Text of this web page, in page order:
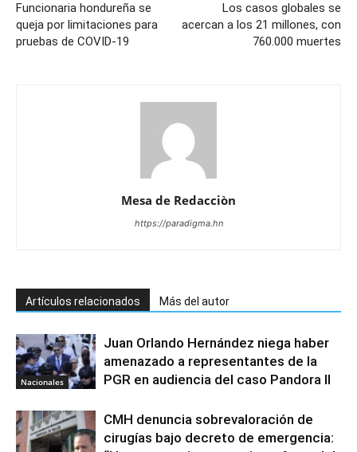
Funcionaria hondureña se
queja por limitaciones para
pruebas de COVID-19
Los casos globales se
acercan a los 21 millones, con
760.000 muertes
Mesa de Redacciòn
https://paradigma.hn
Artículos relacionados Más del autor
Nacionales
Juan Orlando Hernández niega haber
amenazado a representantes de la
PGR en audiencia del caso Pandora II
CMH denuncia sobrevaloración de
cirugías bajo decreto de emergencia: